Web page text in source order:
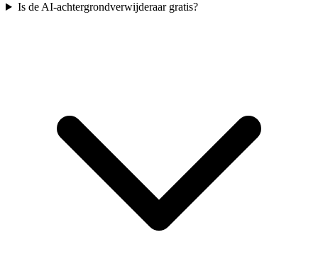
Is de AI-achtergrondverwijderaar gratis?